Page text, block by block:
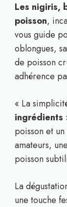
Les nigiris,
poisson,
vous guide
oblongues,
de poisson
adhérence
« La
ingrédients
poisson et
amateurs,
poisson
La
une touche